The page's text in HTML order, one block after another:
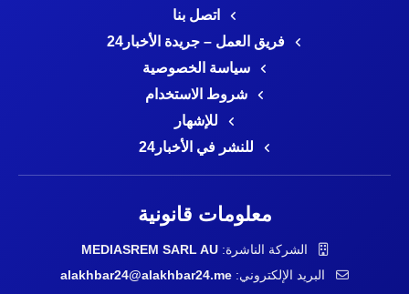
اتصل بنا
فريق العمل – جريدة الأخبار24
سياسة الخصوصية
شروط الاستخدام
للإشهار
للنشر في الأخبار24
معلومات قانونية
الشركة الناشرة:MEDIASREM SARL AU
البريد الإلكتروني: alakhbar24@alakhbar24.me